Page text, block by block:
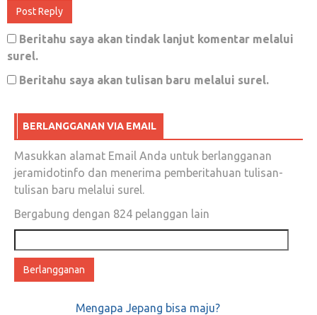
Netizen Mulai Mengerti Makna
#HoaxMembangun, Sayangnya Djoko Setiadi
Januari 4, 2018 0
Kata Ustadz Felix Siauw; Oh, Begitu!
Baiklah…
MENANGGAPI “ANALISIS CERDAS
ROCKY GERUNG DI ILC 13/02/18”
Beritahu saya akan tindak lanjut komentar melalui
surel.
Beritahu saya akan tulisan baru melalui surel.
BERLANGGANAN VIA EMAIL
Masukkan alamat Email Anda untuk berlangganan
jeramidotinfo dan menerima pemberitahuan tulisan-
tulisan baru melalui surel.
Bergabung dengan 824 pelanggan lain
email
Mengapa Jepang bisa maju?